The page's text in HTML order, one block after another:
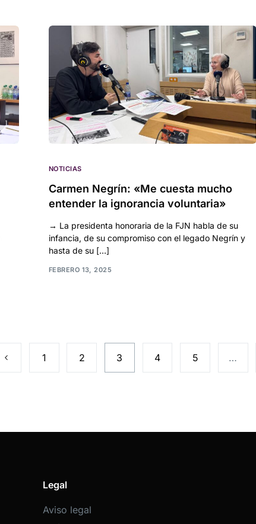
NOTICIAS
Carmen Negrín: «Me cuesta mucho
entender la ignorancia voluntaria»
→ La presidenta honoraria de la FJN habla de su
infancia, de su compromiso con el legado Negrín y
hasta de su […]
FEBRERO 13, 2025
1 2 3 4 5 …
Legal
Aviso legal